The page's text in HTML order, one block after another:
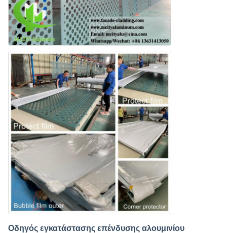
Οδηγός εγκατάστασης επένδυσης αλουμινίου